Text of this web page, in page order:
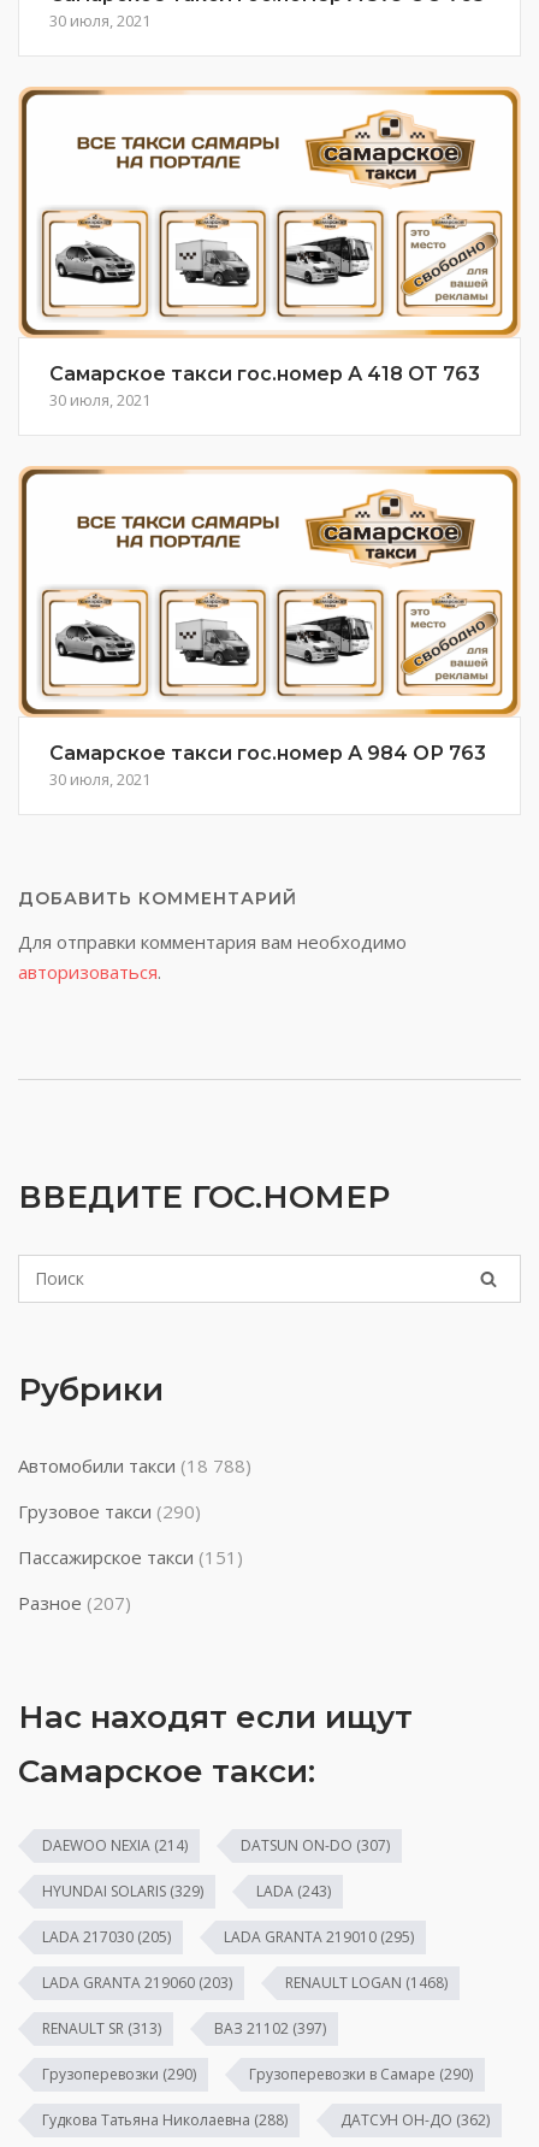
30 июля, 2021
Самарское такси гос.номер А 418 ОТ 763
30 июля, 2021
Самарское такси гос.номер А 984 ОР 763
30 июля, 2021
ДОБАВИТЬ КОММЕНТАРИЙ
Для отправки комментария вам необходимо
авторизоваться.
ВВЕДИТЕ ГОС.НОМЕР
Рубрики
Автомобили такси (18 788)
Грузовое такси (290)
Пассажирское такси (151)
Разное (207)
Нас находят если ищут
Самарское такси:
DAEWOO NEXIA (214) DATSUN ON-DO (307)
HYUNDAI SOLARIS (329) LADA (243)
LADA 217030 (205) LADA GRANTA 219010 (295)
LADA GRANTA 219060 (203) RENAULT LOGAN (1468)
RENAULT SR (313) ВАЗ 21102 (397)
Грузоперевозки (290) Грузоперевозки в Самаре (290)
Гудкова Татьяна Николаевна (288) ДАТСУН ОН-ДО (362)